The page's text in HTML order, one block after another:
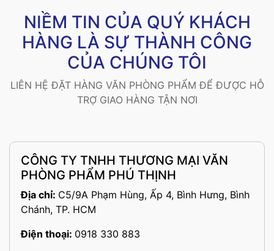
NIỀM TIN CỦA QUÝ KHÁCH
HÀNG LÀ SỰ THÀNH CÔNG
CỦA CHÚNG TÔI
LIÊN HỆ ĐẶT HÀNG VĂN PHÒNG PHẨM ĐỂ ĐƯỢC HỖ
TRỢ GIAO HÀNG TẬN NƠI
CÔNG TY TNHH THƯƠNG MẠI VĂN
PHÒNG PHẨM PHÚ THỊNH
Địa chỉ: C5/9A Phạm Hùng, Ấp 4, Bình Hưng, Bình
Chánh, TP. HCM
Điện thoại: 0918 330 883